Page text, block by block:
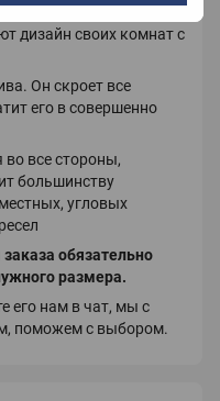
дизайн своих комнат с
Он скроет все
его в совершенно
во все стороны,
большинству
угловых
обязательно
размера.
его нам в чат, мы с
поможем с выбором.